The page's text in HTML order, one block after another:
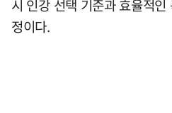
시 인강 선택 기준과 효율적
정이다.